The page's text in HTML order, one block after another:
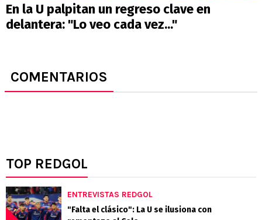
En la U palpitan un regreso clave en
delantera: "Lo veo cada vez..."
COMENTARIOS
TOP REDGOL
ENTREVISTAS REDGOL
"Falta el clásico": La U se ilusiona con